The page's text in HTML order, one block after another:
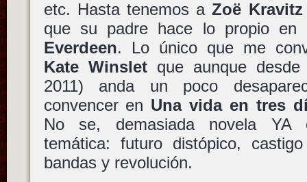
etc. Hasta tenemos aZoë Kravitz
que su padre hace lo propio
Everdeen. Lo único que me
Kate Winsletque aunque
2011) anda un poco
convencer en Una vida en tres
No se, demasiada novela YA
temática: futuro distópico,
bandas y revolución.